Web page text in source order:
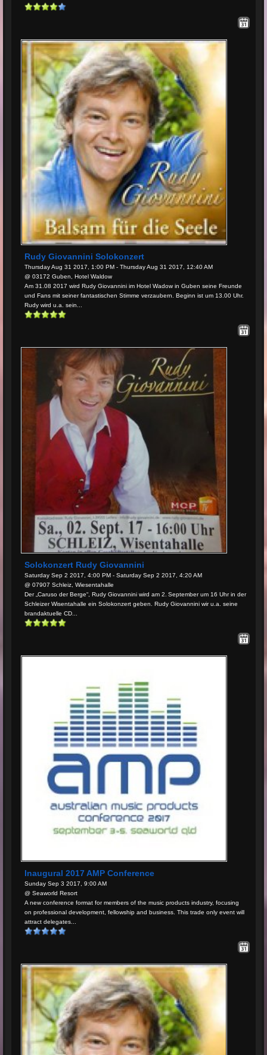
Rudy Giovannini Solokonzert
Thursday Aug 31 2017, 1:00 PM - Thursday Aug 31 2017, 12:40 AM
@ 03172 Guben, Hotel Waldow
Am 31.08 2017 wird Rudy Giovannini im Hotel Wadow in Guben seine Freunde
und Fans mit seiner fantastischen Stimme verzaubern. Beginn ist um 13.00 Uhr.
Rudy wird u.a. sein...
Solokonzert Rudy Giovannini
Saturday Sep 2 2017, 4:00 PM - Saturday Sep 2 2017, 4:20 AM
@ 07907 Schleiz, Wiesentahalle
Der „Caruso der Berge“, Rudy Giovannini wird am 2. September um 16 Uhr in der
Schleizer Wisentahalle ein Solokonzert geben. Rudy Giovannini wir u.a. seine
brandaktuelle CD...
Inaugural 2017 AMP Conference
Sunday Sep 3 2017, 9:00 AM
@ Seaworld Resort
A new conference format for members of the music products industry, focusing
on professional development, fellowship and business. This trade only event will
attract delegates...